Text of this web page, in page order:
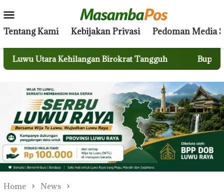
to
contentMenu
Tentang Kami Kebijakan Privasi Pedoman Media
Utara Kehilangan Birokrat Tangguh Bupati
Home News